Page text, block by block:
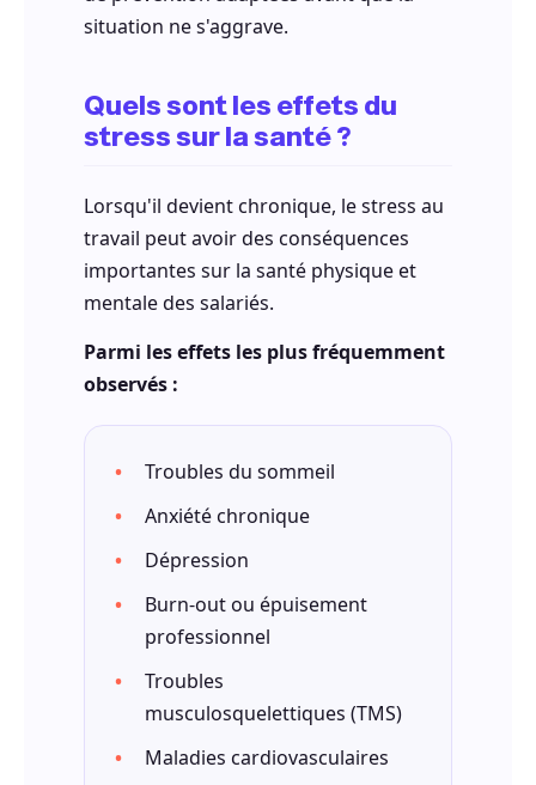
situation ne s'aggrave.
Quels sont les effets du
stress sur la santé ?
Lorsqu'il devient chronique, le stress au
travail peut avoir des conséquences
importantes sur la santé physique et
mentale des salariés.
Parmi les effets les plus fréquemment
observés :
Troubles du sommeil
Anxiété chronique
Dépression
Burn-out ou épuisement
professionnel
Troubles
musculosquelettiques (TMS)
Maladies cardiovasculaires